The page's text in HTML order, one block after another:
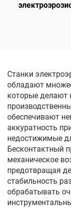
Станки
обладают
которые
обеспечивают
аккуратность
недостижимые
Бесконтактный
механическое
предотвращая
стабильность
обрабатывать